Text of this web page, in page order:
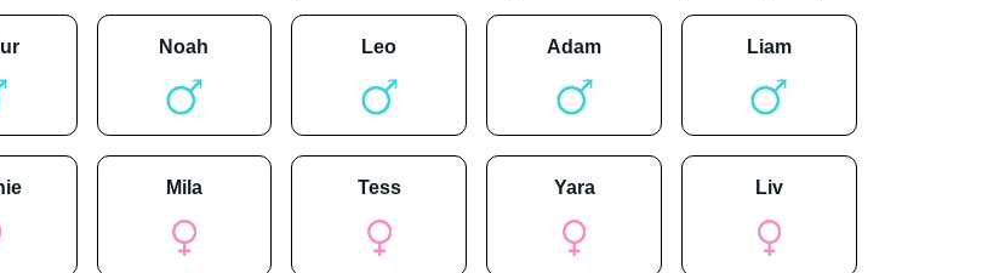
noah leo adam liam
mila tess yara liv